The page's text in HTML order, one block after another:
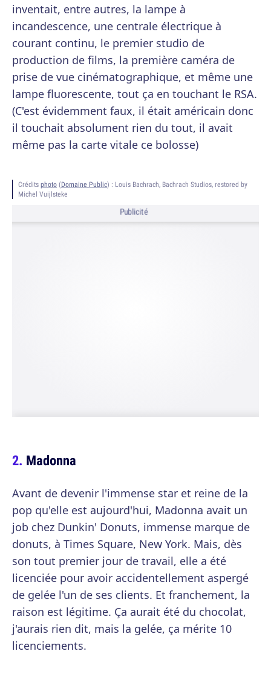
inventait, entre autres, la lampe à
incandescence, une centrale électrique à
courant continu, le premier studio de
production de films, la première caméra de
prise de vue cinématographique, et même une
lampe fluorescente, tout ça en touchant le RSA.
(C'est évidemment faux, il était américain donc
il touchait absolument rien du tout, il avait
même pas la carte vitale ce bolosse)
Crédits photo (Domaine Public) : Louis Bachrach, Bachrach Studios, restored by
Michel Vuijlsteke
Publicité
Madonna
Avant de devenir l'immense star et reine de la
pop qu'elle est aujourd'hui, Madonna avait un
job chez Dunkin' Donuts, immense marque de
donuts, à Times Square, New York. Mais, dès
son tout premier jour de travail, elle a été
licenciée pour avoir accidentellement aspergé
de gelée l'un de ses clients. Et franchement, la
raison est légitime. Ça aurait été du chocolat,
j'aurais rien dit, mais la gelée, ça mérite 10
licenciements.